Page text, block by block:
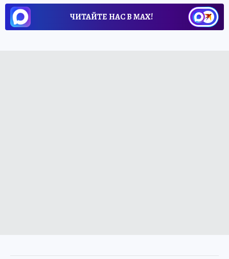
ЧИТАЙТЕ НАС В МАХ!